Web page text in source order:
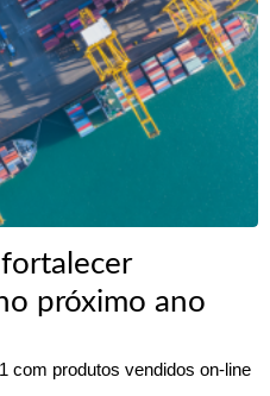
próximo ano
com produtos vendidos on-line